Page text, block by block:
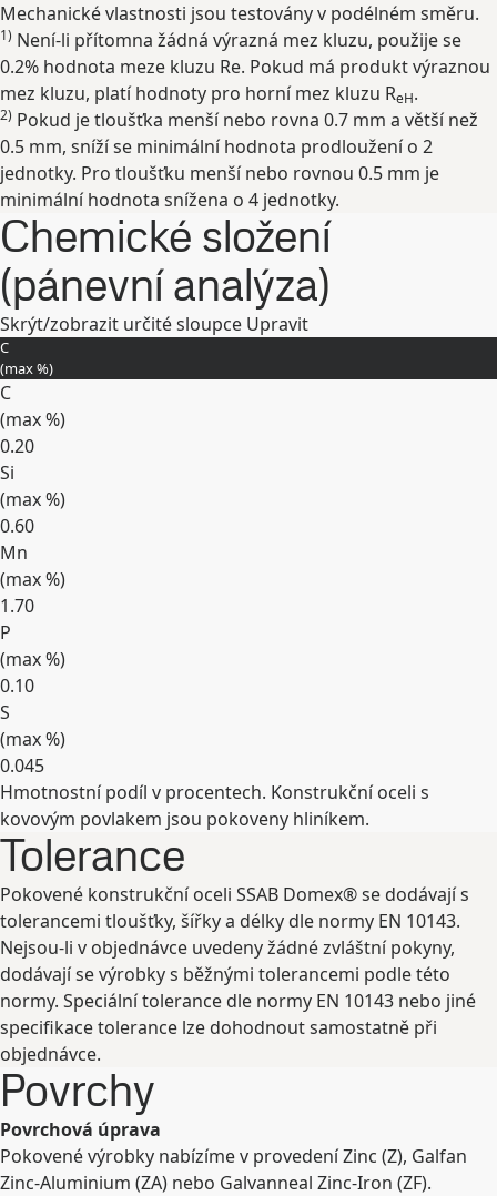
Rozbalit
Mechanické vlastnosti jsou testovány v podélném směru.
1) Není-li přítomna žádná výrazná mez kluzu, použije se
0.2% hodnota meze kluzu Re. Pokud má produkt výraznou
mez kluzu, platí hodnoty pro horní mez kluzu ReH.
2) Pokud je tloušťka menší nebo rovna 0.7 mm a větší než
0.5 mm, sníží se minimální hodnota prodloužení o 2
jednotky. Pro tloušťku menší nebo rovnou 0.5 mm je
minimální hodnota snížena o 4 jednotky.
Chemické složení
(pánevní analýza)
Skrýt/zobrazit určité sloupce Upravit
C
(max%)
C
(max%)
0.20
Si
(max%)
0.60
Mn
(max%)
1.70
P
(max%)
0.10
S
(max%)
0.045
Rozbalit
Hmotnostní podíl v procentech. Konstrukční oceli s
kovovým povlakem jsou pokoveny hliníkem.
Tolerance
Pokovené konstrukční oceli SSAB Domex® se dodávají s
tolerancemi tloušťky, šířky a délky dle normy EN 10143.
Nejsou-li v objednávce uvedeny žádné zvláštní pokyny,
dodávají se výrobky s běžnými tolerancemi podle této
normy. Speciální tolerance dle normy EN 10143 nebo jiné
specifikace tolerance lze dohodnout samostatně při
objednávce.
Povrchy
Povrchová úprava
Pokovené výrobky nabízíme v provedení Zinc (Z), Galfan
Zinc-Aluminium (ZA) nebo Galvanneal Zinc-Iron (ZF).